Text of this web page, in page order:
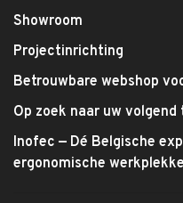
Showroom
Projectinrichting
Betrouwbare webshop
Op zoek naar uw volgend
Inofec — Dé Belgische
ergonomische